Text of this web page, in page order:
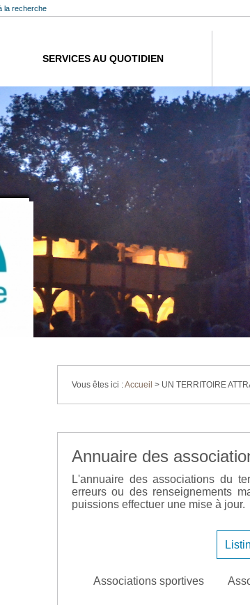
la recherche
SERVICES AU QUOTIDIEN
Vous êtes ici :Accueil > UN TERRITOIRE
Annuaire des
L'annuaire des associations du
erreurs ou des renseignements
puissions effectuer une mise à jour.
Associations sportives